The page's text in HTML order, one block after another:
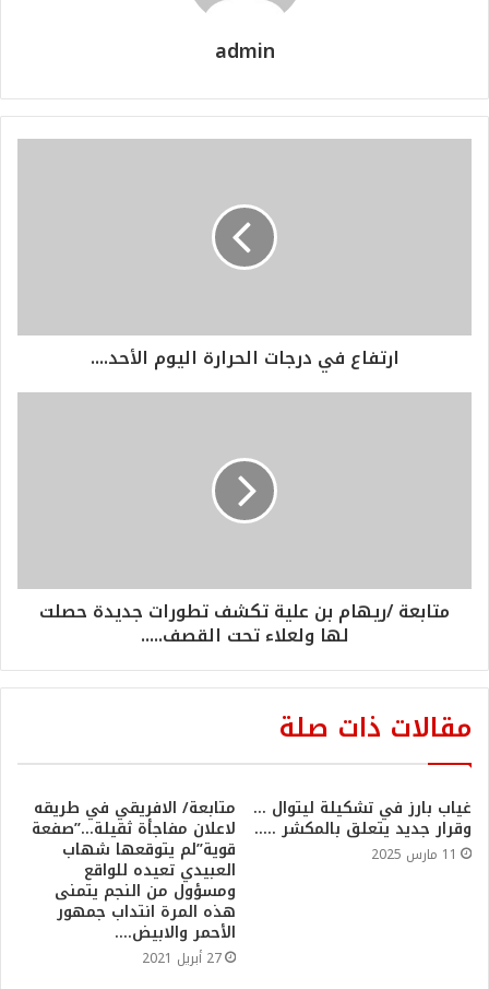
admin
ارتفاع في درجات الحرارة اليوم الأحد....
متابعة /ريهام بن علية تكشف تطورات جديدة حصلت
لها ولعلاء تحت القصف.....
مقالات ذات صلة
غياب بارز في تشكيلة ليتوال …
وقرار جديد يتعلق بالمكشر …..
11 مارس 2025
متابعة/ الافريقي في طريقه
لاعلان مفاجأة ثقيلة…”صفعة
قوية”لم يتوقعها شهاب
العبيدي تعيده للواقع
ومسؤول من النجم يتمنى
هذه المرة انتداب جمهور
الأحمر والابيض….
27 أبريل 2021